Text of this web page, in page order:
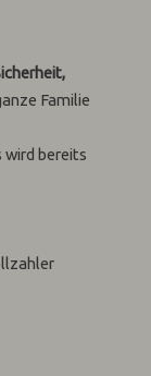
Familie
wird bereits